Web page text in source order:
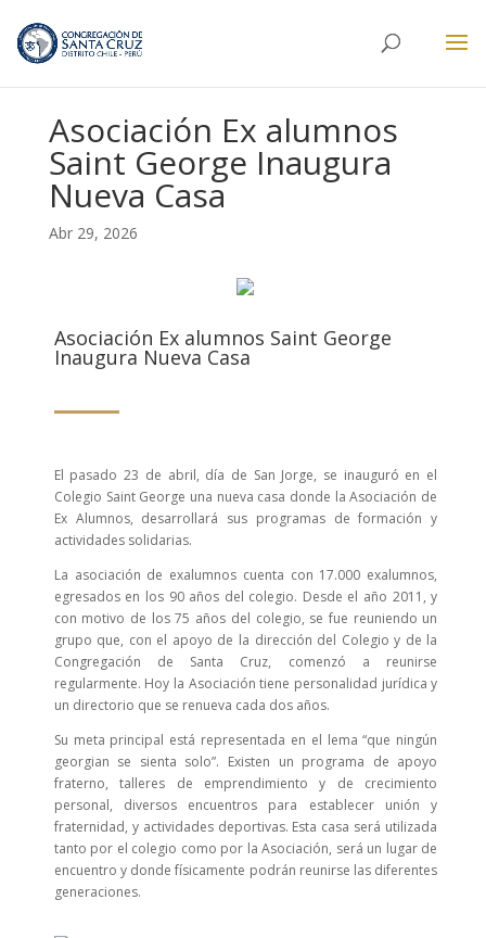
Asociación Ex alumnos
Saint George Inaugura
Nueva Casa
Abr 29, 2026
Asociación Ex alumnos Saint George
Inaugura Nueva Casa
El pasado 23 de abril, día de San Jorge, se inauguró en el
Colegio Saint George una nueva casa donde la Asociación de
Ex Alumnos, desarrollará sus programas de formación y
actividades solidarias.
La asociación de exalumnos cuenta con 17.000 exalumnos,
egresados en los 90 años del colegio. Desde el año 2011, y
con motivo de los 75 años del colegio, se fue reuniendo un
grupo que, con el apoyo de la dirección del Colegio y de la
Congregación de Santa Cruz, comenzó a reunirse
regularmente. Hoy la Asociación tiene personalidad jurídica y
un directorio que se renueva cada dos años.
Su meta principal está representada en el lema “que ningún
georgian se sienta solo”. Existen un programa de apoyo
fraterno, talleres de emprendimiento y de crecimiento
personal, diversos encuentros para establecer unión y
fraternidad, y actividades deportivas. Esta casa será utilizada
tanto por el colegio como por la Asociación, será un lugar de
encuentro y donde físicamente podrán reunirse las diferentes
generaciones.